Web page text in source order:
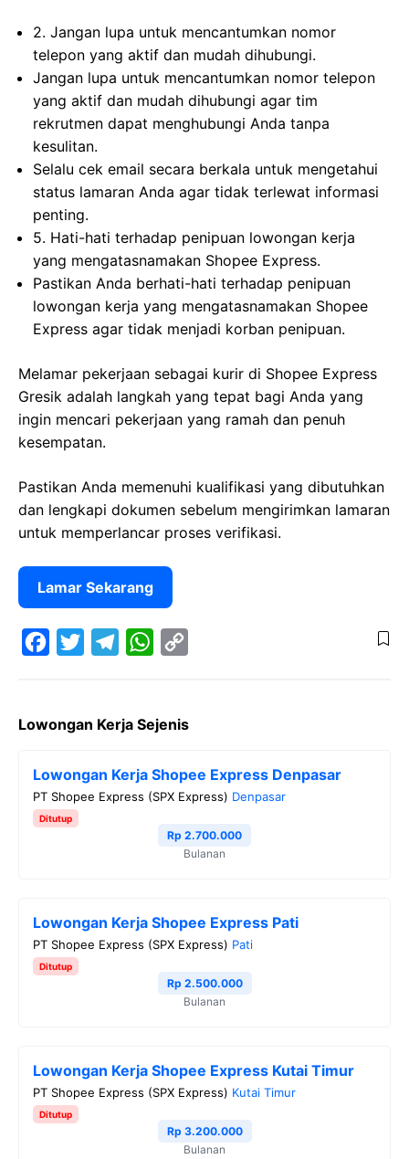
2. Jangan lupa untuk mencantumkan nomor
telepon yang aktif dan mudah dihubungi.
Jangan lupa untuk mencantumkan nomor telepon
yang aktif dan mudah dihubungi agar tim
rekrutmen dapat menghubungi Anda tanpa
kesulitan.
Selalu cek email secara berkala untuk mengetahui
status lamaran Anda agar tidak terlewat informasi
penting.
5. Hati-hati terhadap penipuan lowongan kerja
yang mengatasnamakan Shopee Express.
Pastikan Anda berhati-hati terhadap penipuan
lowongan kerja yang mengatasnamakan Shopee
Express agar tidak menjadi korban penipuan.
Melamar pekerjaan sebagai kurir di Shopee Express
Gresik adalah langkah yang tepat bagi Anda yang
ingin mencari pekerjaan yang ramah dan penuh
kesempatan.
Pastikan Anda memenuhi kualifikasi yang dibutuhkan
dan lengkapi dokumen sebelum mengirimkan lamaran
untuk memperlancar proses verifikasi.
Lamar Sekarang
c
i
t
e
r
l
g
r
a
s
A
p
L
i
n
Lowongan Kerja Sejenis
Lowongan Kerja Shopee Express Denpasar
PT Shopee Express (SPX Express) Denpasar
Ditutup
Rp 2.700.000
Bulanan
Lowongan Kerja Shopee Express Pati
PT Shopee Express (SPX Express) Pati
Ditutup
Rp 2.500.000
Bulanan
Lowongan Kerja Shopee Express Kutai Timur
PT Shopee Express (SPX Express) Kutai Timur
Ditutup
Rp 3.200.000
Bulanan